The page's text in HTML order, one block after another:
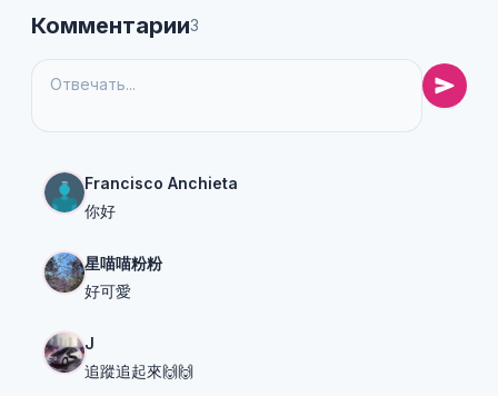
Комментарии3
Francisco Anchieta
你好
星喵喵粉粉
好可愛
J
追蹤追起來🙌🙌